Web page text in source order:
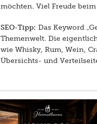
möchten. Viel Freude
SEO-Tipp: Das Keyword
Themenwelt. Die
wie Whisky, Rum, Wein,
Übersichts- und